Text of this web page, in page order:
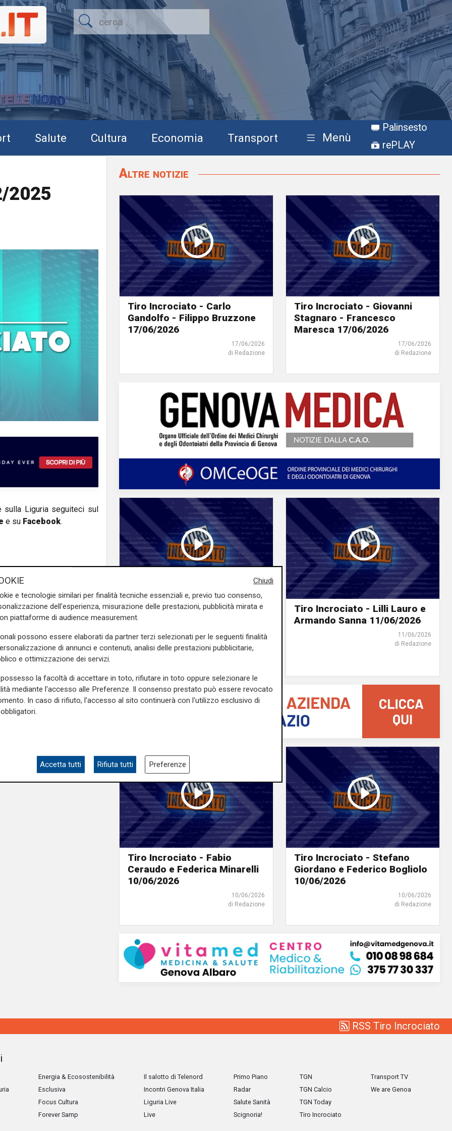
Salute Cultura Economia Transport Menù
Palinsesto
rePLAY
2025
sulla Liguria seguiteci sul
e su Facebook.
Altre notizie
Tiro Incrociato - Carlo
Gandolfo - Filippo Bruzzone
17/06/2026
17/06/2026
di Redazione
Tiro Incrociato - Giovanni
Stagnaro - Francesco
Maresca 17/06/2026
17/06/2026
di Redazione
Tiro Incrociato - Erika
Venturini e Lorenzo Pellerano
16/06/2026
16/06/2026
Tiro Incrociato - Lilli Lauro e
Armando Sanna 11/06/2026
11/06/2026
di Redazione
Tiro Incrociato - Fabio
Ceraudo e Federica Minarelli
10/06/2026
10/06/2026
di Redazione
Tiro Incrociato - Stefano
Giordano e Federico Bogliolo
10/06/2026
10/06/2026
di Redazione
RSS Tiro Incrociato
Energia & Ecosostenibilità
Esclusiva
Focus Cultura
Forever Samp
Il salotto di Telenord
Incontri Genova Italia
Liguria Live
Live
Primo Piano
Radar
Salute Sanità
Scignoria!
TGN
TGN Calcio
TGN Today
Tiro Incrociato
Transport TV
We are Genoa
Chiudi
e tecnologie similari per finalità tecniche essenziali e, previo tuo consenso,
dell'esperienza, misurazione delle prestazioni, pubblicità mirata e
piattaforme di audience measurement.
possono essere elaborati da partner terzi selezionati per le seguenti finalità
di annunci e contenuti, analisi delle prestazioni pubblicitarie,
e ottimizzazione dei servizi.
la facoltà di accettare in toto, rifiutare in toto oppure selezionare le
mediante l'accesso alle Preferenze. Il consenso prestato può essere revocato
In caso di rifiuto, l'accesso al sito continuerà con l'utilizzo esclusivo di
Accetta tutti Rifiuta tutti Preferenze